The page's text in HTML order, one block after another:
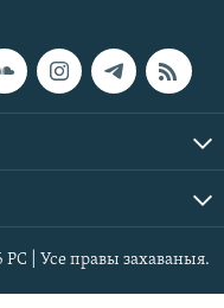
| Усе правы захаваныя.